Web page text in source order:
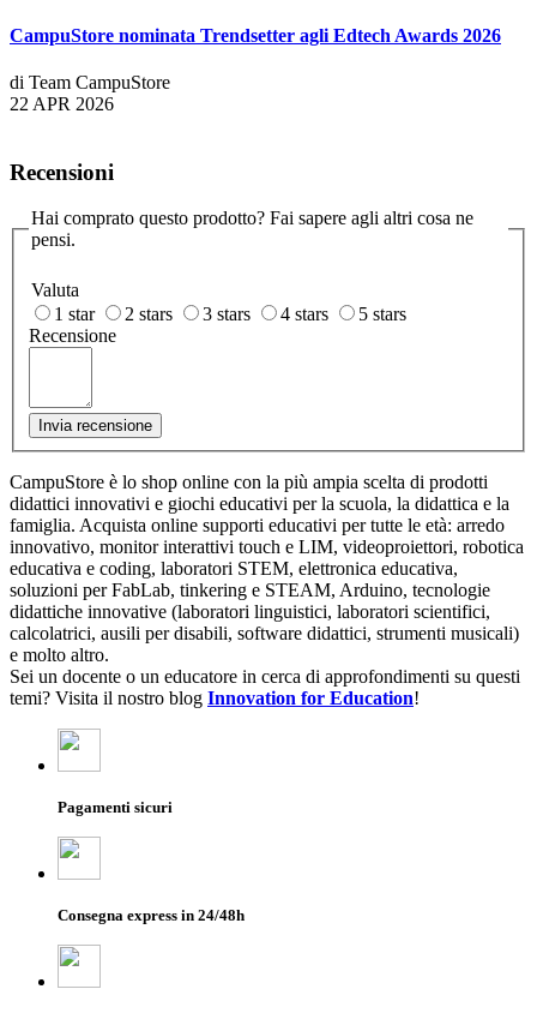
CampuStore nominata Trendsetter agli Edtech Awards 2026
di Team CampuStore
22 APR 2026
Recensioni
Hai comprato questo prodotto? Fai sapere agli altri cosa ne
pensi.
Valuta
1 star
2 stars 3 stars 4 stars
5 stars
Recensione
Invia recensione
CampuStore è lo shop online con la più ampia scelta di prodotti
didattici innovativi e giochi educativi per la scuola, la didattica e la
famiglia. Acquista online supporti educativi per tutte le età: arredo
innovativo, monitor interattivi touch e LIM, videoproiettori, robotica
educativa e coding, laboratori STEM, elettronica educativa,
soluzioni per FabLab, tinkering e STEAM, Arduino, tecnologie
didattiche innovative (laboratori linguistici, laboratori scientifici,
calcolatrici, ausili per disabili, software didattici, strumenti musicali)
e molto altro.
Sei un docente o un educatore in cerca di approfondimenti su questi
temi? Visita il nostro blog Innovation for Education!
Pagamenti sicuri
Consegna express in 24/48h